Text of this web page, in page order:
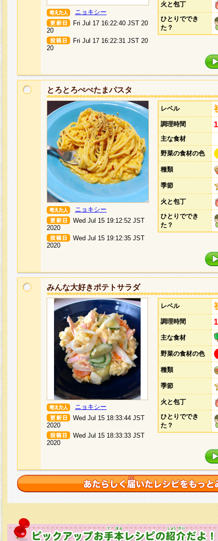
ニョキシー
Fri Jul 17 16:22:40 JST 20
20
Fri Jul 17 16:22:31 JST 20
20
火と包丁
ひとりででき
た？
とろとろぺぺたまパスタ
ニョキシー
Wed Jul 15 19:12:52 JST
2020
Wed Jul 15 19:12:35 JST
2020
レベル
調理時間
主な食材
野菜の食材の色
種類
季節
火と包丁
ひとりででき
た？
みんな大好きポテトサラダ
ニョキシー
Wed Jul 15 18:33:44 JST
2020
Wed Jul 15 18:33:33 JST
2020
レベル
調理時間
主な食材
野菜の食材の色
種類
季節
火と包丁
ひとりででき
た？